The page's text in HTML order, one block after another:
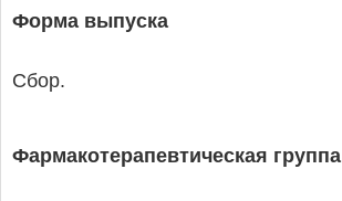
Форма выпуска
Сбор.
Фармакотерапевтическая группа